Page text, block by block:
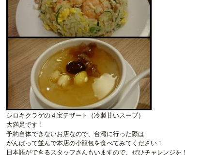
シロキクラゲの４宝デザート（冷製甘いスープ）
大満足です！
予約自体できないお店なので、台湾に行った際は
がんばって並んで本店の小籠包を食べてみてください！
日本語ができるスタッフさんもいますので、ぜひチャレンジを！